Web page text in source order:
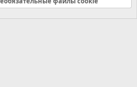
Справка Главная
R